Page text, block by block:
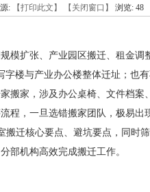
: 【打印此文】 【关闭窗口】 浏览: 48
模扩张、产业园区搬迁、租金调
楼与产业办公楼整体迁址；也
搬家，涉及办公桌椅、文件档
程，一旦选错搬家团队，极易
迁核心要点、避坑要点，同时
部机构高效完成搬迁工作。